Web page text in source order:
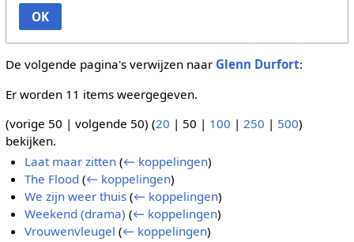
OK
De volgende pagina's verwijzen naar Glenn Durfort:
Er worden 11 items weergegeven.
(vorige 50 | volgende 50) (20 | 50 | 100 | 250 | 500)
bekijken.
Laat maar zitten (← koppelingen)
The Flood (← koppelingen)
We zijn weer thuis (← koppelingen)
Weekend (drama) (← koppelingen)
Vrouwenvleugel (← koppelingen)